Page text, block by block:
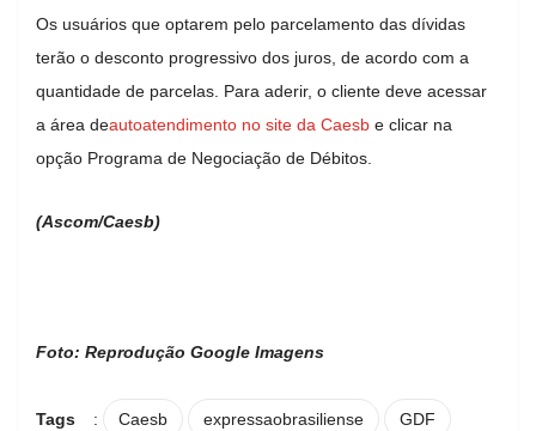
Os usuários que optarem pelo parcelamento das dívidas
terão o desconto progressivo dos juros, de acordo com a
quantidade de parcelas. Para aderir, o cliente deve acessar
a área deautoatendimento no site da Caesb e clicar na
opção Programa de Negociação de Débitos.
(Ascom/Caesb)
Foto: Reprodução Google Imagens
Tags : Caesb expressaobrasiliense GDF